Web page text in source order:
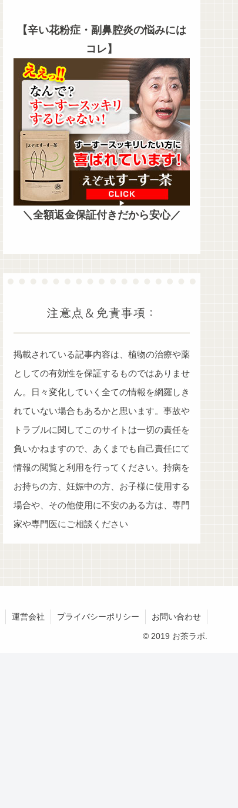
【辛い花粉症・副鼻腔炎の悩みには
コレ】
＼全額返金保証付きだから安心／
注意点＆免責事項：
掲載されている記事内容は、植物の治療や薬
としての有効性を保証するものではありませ
ん。日々変化していく全ての情報を網羅しき
れていない場合もあるかと思います。事故や
トラブルに関してこのサイトは一切の責任を
負いかねますので、あくまでも自己責任にて
情報の閲覧と利用を行ってください。持病を
お持ちの方、妊娠中の方、お子様に使用する
場合や、その他使用に不安のある方は、専門
家や専門医にご相談ください
運営会社 プライバシーポリシー お問い合わせ
© 2019 お茶ラボ.